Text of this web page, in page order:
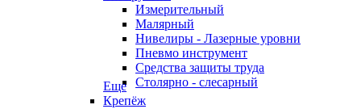
Измерительный
Малярный
Нивелиры - Лазерные уровни
Пневмо инструмент
Средства защиты труда
Столярно - слесарный
Еще
Крепёж